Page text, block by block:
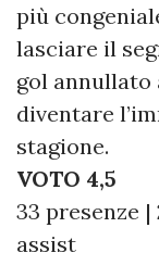
più
lasciare il
gol annullato
diventare
stagione.
VOTO 4,5
33 presenze
assist